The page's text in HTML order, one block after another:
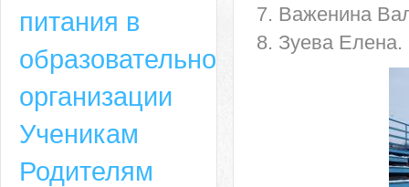
7. Важенина
8. Зуева Елена.
питания в
образовательной
организации
Ученикам
Родителям